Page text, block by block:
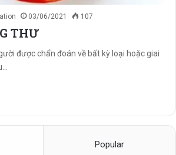
03/06/2021 107
THƯ
được chẩn đoán về bất kỳ loại hoặc giai
Popular